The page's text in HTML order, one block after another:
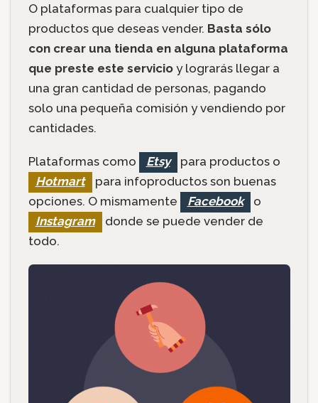
O plataformas para cualquier tipo de
productos que deseas vender. Basta sólo
con crear una tienda en alguna plataforma
que preste este servicioy lograrás llegar a
una gran cantidad de personas, pagando
solo una pequeña comisión y vendiendo por
cantidades.
Plataformas como Etsy
para productos o
Hotmart
para infoproductos son buenas
opciones. O mismamente
Facebook
o
Instagram
donde se puede vender de
todo.